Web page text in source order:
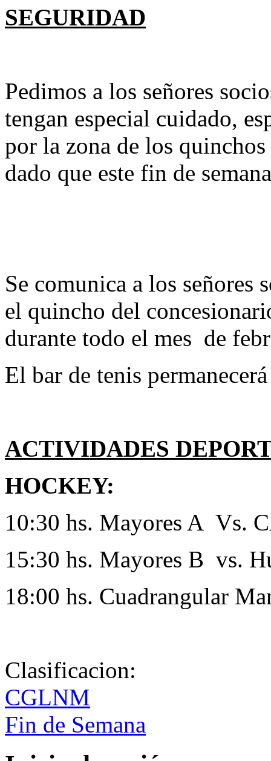
SEGURIDAD
Pedimos a los señores
tengan especial cuidado,
por la zona de los
dado que este fin de
Se comunica a los señores
el quincho del
durante todo el mes de
El bar de tenis
ACTIVIDADES
HOCKEY:
10:30 hs. Mayores A Vs.
15:30 hs. Mayores B vs.
18:00 hs. Cuadrangular
Clasificacion:
CGLNM
Fin de Semana